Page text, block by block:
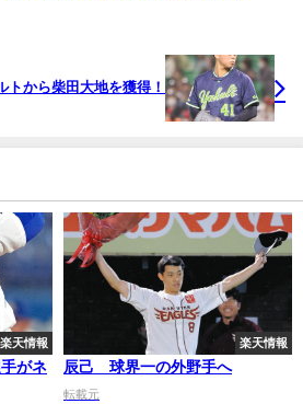
トから柴田大地を獲得！
楽天情報
がネ
楽天情報
辰己 球界一の外野手へ
転載元